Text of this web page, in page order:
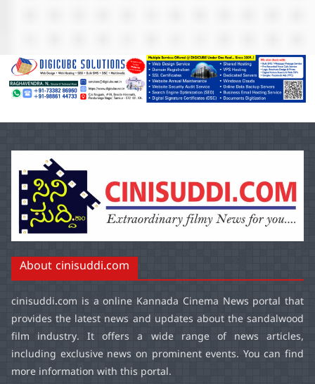
About cinisuddi.com
cinisuddi.com is a online Kannada Cinema News portal that
provides the latest news and updates about the sandalwood
film industry. It offers a wide range of news articles,
including exclusive news on prominent events. You can find
more information with this portal.